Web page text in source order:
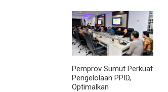
Pemprov Sumut Perkuat
Pengelolaan PPID,
Optimalkan